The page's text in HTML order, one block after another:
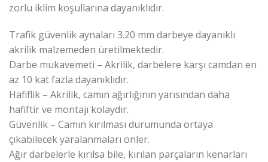
zorlu iklim koşullarına dayanıklıdır.
Trafik güvenlik aynaları 3.20 mm darbeye dayanıklı
akrilik malzemeden üretilmektedir.
Darbe mukavemeti – Akrilik, darbelere karşı camdan en
az 10 kat fazla dayanıklıdır.
Hafiflik – Akrilik, camın ağırlığının yarısından daha
hafiftir ve montajı kolaydır.
Güvenlik – Camın kırılması durumunda ortaya
çıkabilecek yaralanmaları önler.
Ağır darbelerle kırılsa bile, kırılan parçaların kenarları